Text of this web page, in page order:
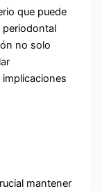
que puede
periodontal
no solo
mantener